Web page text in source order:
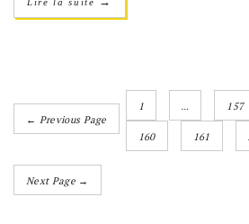
← Previous Page
1 157
160 161
Next Page →